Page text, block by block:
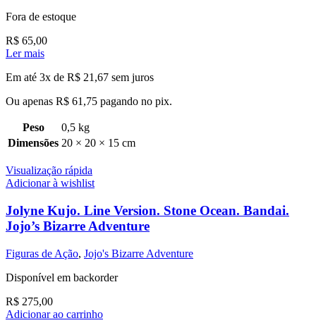
Fora de estoque
R$ 65,00
Ler mais
Em até 3x de R$ 21,67 sem juros
Ou apenas R$ 61,75 pagando no pix.
Peso
0,5 kg
Dimensões 20 × 20 × 15 cm
Visualização rápida
Adicionar à wishlist
Jolyne Kujo. Line Version. Stone Ocean. Bandai.
Jojo’s Bizarre Adventure
Figuras de Ação, Jojo's Bizarre Adventure
Disponível em backorder
R$ 275,00
Adicionar ao carrinho